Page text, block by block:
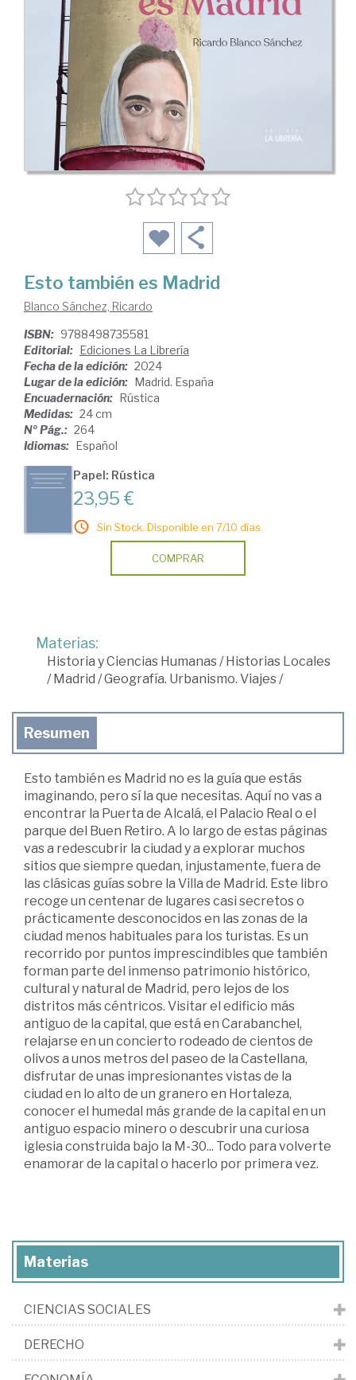
Esto también es Madrid
Blanco Sánchez, Ricardo
ISBN: 9788498735581
Editorial: Ediciones La Librería
Fecha de la edición: 2024
Lugar de la edición: Madrid. España
Encuadernación: Rústica
Medidas: 24 cm
Nº Pág.: 264
Idiomas: Español
Papel: Rústica
23,95 €
Sin Stock. Disponible en 7/10 días.
COMPRAR
Materias:
Historia y Ciencias Humanas/Historias Locales
/Madrid /Geografía. Urbanismo. Viajes/
Resumen
Esto también es Madrid no es la guía que estás
imaginando, pero sí la que necesitas. Aquí no vas a
encontrar la Puerta de Alcalá, el Palacio Real o el
parque del Buen Retiro. A lo largo de estas páginas
vas a redescubrir la ciudad y a explorar muchos
sitios que siempre quedan, injustamente, fuera de
las clásicas guías sobre la Villa de Madrid. Este libro
recoge un centenar de lugares casi secretos o
prácticamente desconocidos en las zonas de la
ciudad menos habituales para los turistas. Es un
recorrido por puntos imprescindibles que también
forman parte del inmenso patrimonio histórico,
cultural y natural de Madrid, pero lejos de los
distritos más céntricos. Visitar el edificio más
antiguo de la capital, que está en Carabanchel,
relajarse en un concierto rodeado de cientos de
olivos a unos metros del paseo de la Castellana,
disfrutar de unas impresionantes vistas de la
ciudad en lo alto de un granero en Hortaleza,
conocer el humedal más grande de la capital en un
antiguo espacio minero o descubrir una curiosa
iglesia construida bajo la M-30... Todo para volverte
enamorar de la capital o hacerlo por primera vez.
Materias
CIENCIAS SOCIALES
DERECHO